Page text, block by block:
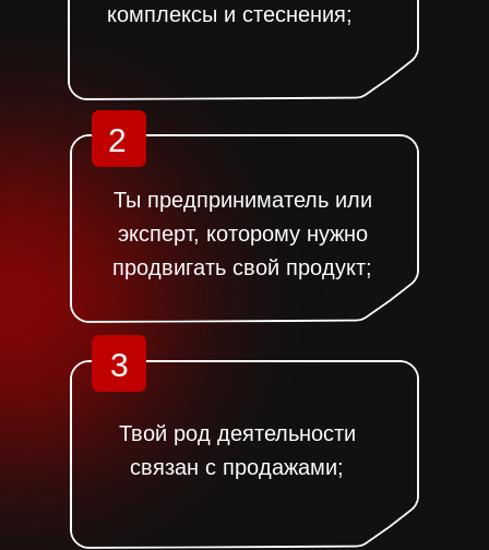
комплексы и стеснения;
Ты предприниматель или
эксперт, которому нужно
продвигать свой продукт;
Твой род деятельности
связан с продажами;
2
3